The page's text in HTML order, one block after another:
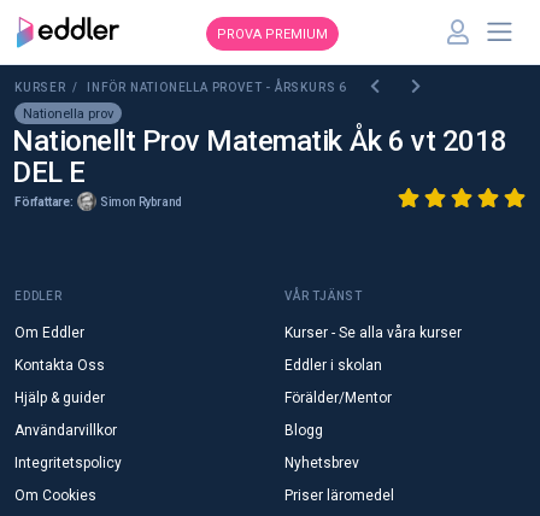
PROVA PREMIUM
KURSER / INFÖR NATIONELLA PROVET - ÅRSKURS 6
Nationella prov
Nationellt Prov Matematik Åk 6 vt 2018
DEL E
Författare: Simon Rybrand
EDDLER
Om Eddler
Kontakta Oss
Hjälp & guider
Användarvillkor
Integritetspolicy
Om Cookies
VÅR TJÄNST
Kurser - Se alla våra kurser
Eddler i skolan
Förälder/Mentor
Blogg
Nyhetsbrev
Priser läromedel